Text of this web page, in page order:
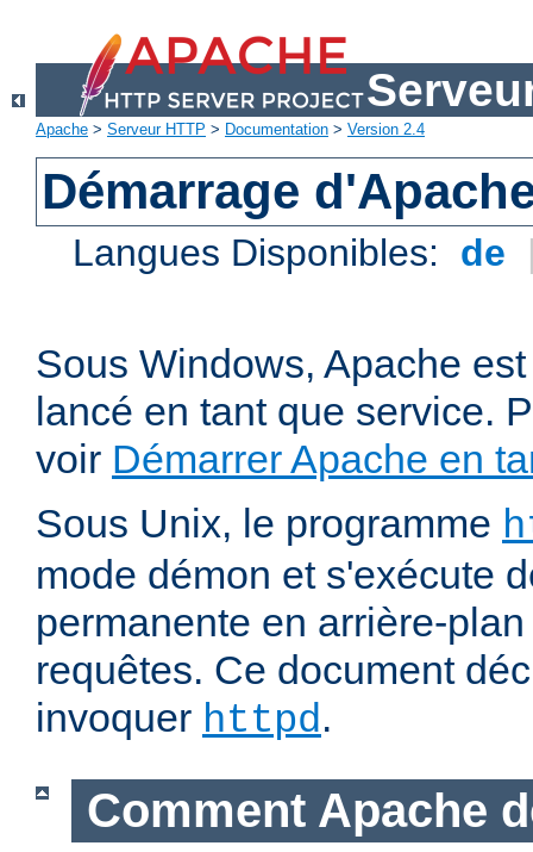
Apache > Serveur HTTP > Documentation > Version 2.4
Démarrage
Langues Disponibles: de
Sous Windows, Apache
lancé en tant que service.
voir Démarrer Apache en
Sous Unix, le programme
mode démon et s'exécute
permanente en arrière-
requêtes. Ce document
invoquer httpd.
Comment Apache